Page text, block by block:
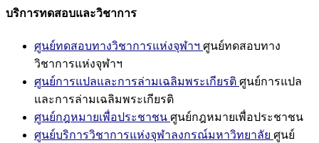
บริการทดสอบและวิชาการ
ศูนย์ทดสอบทางวิชาการแห่งจุฬาฯ ศูนย์ทดสอบทาง
วิชาการแห่งจุฬาฯ
ศูนย์การแปลและการล่ามเฉลิมพระเกียรติ ศูนย์การแปล
และการล่ามเฉลิมพระเกียรติ
ศูนย์กฎหมายเพื่อประชาชน ศูนย์กฎหมายเพื่อประชาชน
ศูนย์บริการวิชาการแห่งจุฬาลงกรณ์มหาวิทยาลัย ศูนย์